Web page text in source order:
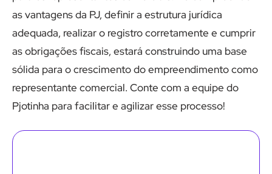
as vantagens da PJ, definir a estrutura jurídica
adequada, realizar o registro corretamente e cumprir
as obrigações fiscais, estará construindo uma base
sólida para o crescimento do empreendimento como
representante comercial. Conte com a equipe do
Pjotinha para facilitar e agilizar esse processo!